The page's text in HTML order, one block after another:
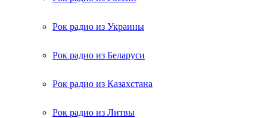
Рок радио из Украины
Рок радио из Беларуси
Рок радио из Казахстана
Рок радио из Литвы